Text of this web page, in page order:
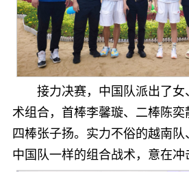
接力决赛，中国队派出了
术组合，首棒李馨璇、二棒陈奕
四棒张子扬。实力不俗的越南
中国队一样的组合战术，意在冲